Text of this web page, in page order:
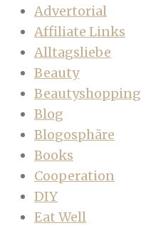
Advertorial
Affiliate Links
Alltagsliebe
Beauty
Beautyshopping
Blog
Blogosphäre
Books
Cooperation
DIY
Eat Well